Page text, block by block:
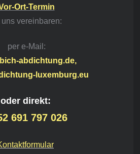
Ort-Termin
uns vereinbaren:
per e-Mail:
abdichtung.de,
luxemburg.eu
oder direkt:
691 797 026